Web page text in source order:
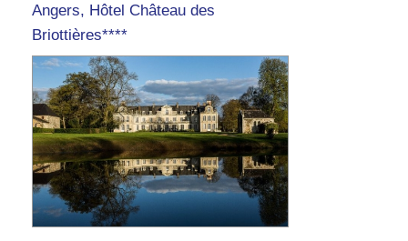
Angers, Hôtel Château des
Briottières****